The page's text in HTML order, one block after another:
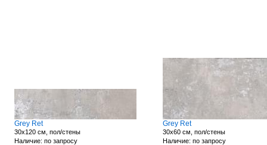
Grey Ret
30x120 см, пол/стены
Наличие: по запросу
Grey Ret
30x60 см, пол/стены
Наличие: по запросу